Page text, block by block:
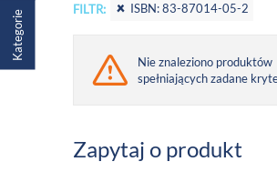
Kategorie FILTR: ISBN: 83-87014-05-2
Nie znaleziono produktów
spełniających zadane
Zapytaj o produkt